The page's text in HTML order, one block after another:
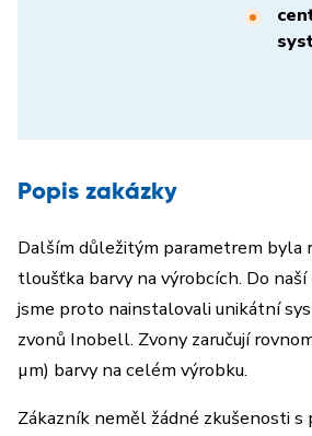
Popis zakázky
Dalším důležitým parametrem byla
tloušťka barvy na výrobcích. Do
jsme proto nainstalovali unikátní
zvonů Inobell. Zvony zaručují
µm) barvy na celém výrobku.
Zákazník neměl žádné zkušenosti s